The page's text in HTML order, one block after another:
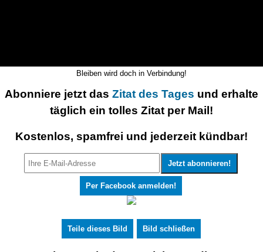
Bleiben wird doch in Verbindung!
Abonniere jetzt das Zitat des Tages und erhalte
täglich ein tolles Zitat per Mail!
Kostenlos, spamfrei und jederzeit kündbar!
Per Facebook anmelden!
Teile dieses Bild Bild schließen